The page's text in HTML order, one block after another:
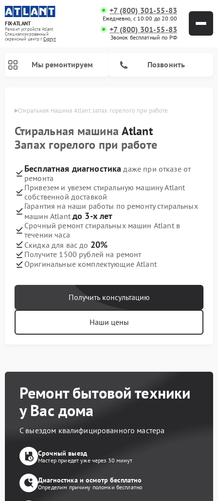
FIX-ATLANT
Ремонт устройств Atlant
Специализированный
cервисный центр г.Сургут
+7 (800) 301-55-83
Ежедневно, с 10:00 до 20:00
+7 (800) 301-55-83
Звонок бесплатный по РФ
Мы ремонтируем Позвонить
Стиральная машина Atlant запах горелого при работе
Стиральная машинаAtlant
Запах горелого при работе
Бесплатная диагностика даже при отказе от
ремонта
Привезем и увезем стиральную машину Atlant
собственной доставкой
Гарантия на наши работы по ремонту стиральных
машин Atlant до 3-х лет
Срочный ремонт стиральных машин Atlant в
течении часа
Скидка для вас до 20%
Получите 1500 рублей на ремонт
Оригинальные комплектующие Atlant
Получить консультацию
Наши цены
Ремонт бытовой техники
у Вас дома
С выездом квалифицированного мастера
Срочный выезд
Мастер приедет уже через 30 минут
Диагностика и осмотр бесплатно
Определим причину поломки бесплатно